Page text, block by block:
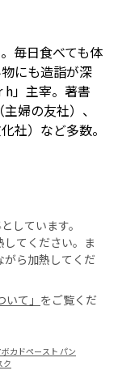
毎日食べても体
にも造詣が深
」主宰。著書
婦の友社）、
社）など多数。
しています。
てください。ま
がら加熱してくだ
いて」 をご覧くだ
ボカドペースト パン
ク